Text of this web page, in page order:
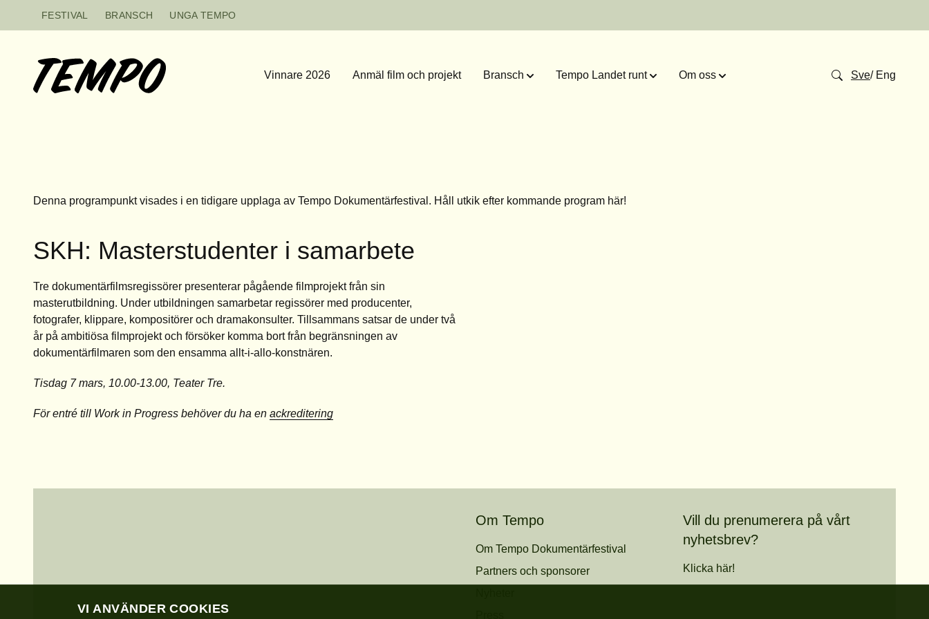
FESTIVAL BRANSCH UNGA TEMPO
Sve/ Eng
Vinnare 2026 Anmäl film och projekt Bransch Tempo Landet runt Om oss
Denna programpunkt visades i en tidigare upplaga av Tempo Dokumentärfestival. Håll utkik efter kommande program här!
SKH: Masterstudenter i samarbete
Tre dokumentärfilmsregissörer presenterar pågående filmprojekt från sin
masterutbildning. Under utbildningen samarbetar regissörer med producenter,
fotografer, klippare, kompositörer och dramakonsulter. Tillsammans satsar de under två
år på ambitiösa filmprojekt och försöker komma bort från begränsningen av
dokumentärfilmaren som den ensamma allt-i-allo-konstnären.
Tisdag 7 mars, 10.00-13.00, Teater Tre.
För entré till Work in Progress behöver du ha en ackreditering
Om Tempo
Om Tempo Dokumentärfestival
Partners och sponsorer
Vill du prenumerera på vårt
nyhetsbrev?
Klicka här!
VI ANVÄNDER COOKIES